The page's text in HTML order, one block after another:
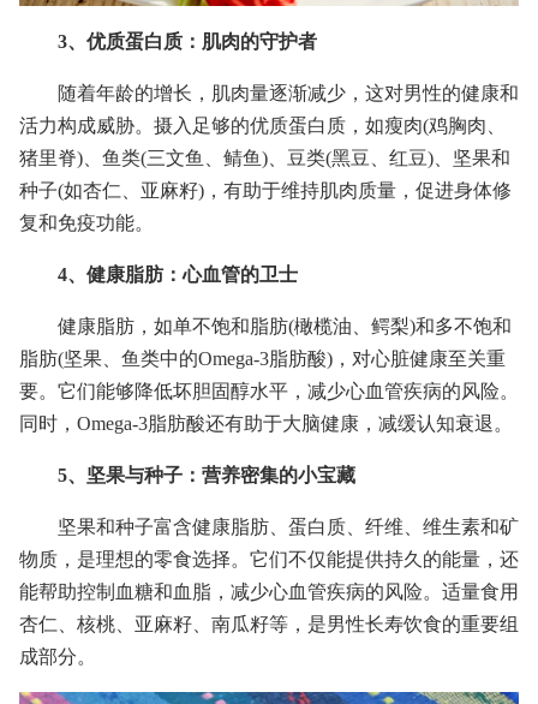
3、优质蛋白质：肌肉的守护者
随着年龄的增长，肌肉量逐渐减少，这对男性的健康和
活力构成威胁。摄入足够的优质蛋白质，如瘦肉(鸡胸肉、
猪里脊)、鱼类(三文鱼、鲭鱼)、豆类(黑豆、红豆)、坚果和
种子(如杏仁、亚麻籽)，有助于维持肌肉质量，促进身体修
复和免疫功能。
4、健康脂肪：心血管的卫士
健康脂肪，如单不饱和脂肪(橄榄油、鳄梨)和多不饱和
脂肪(坚果、鱼类中的Omega-3脂肪酸)，对心脏健康至关重
要。它们能够降低坏胆固醇水平，减少心血管疾病的风险。
同时，Omega-3脂肪酸还有助于大脑健康，减缓认知衰退。
5、坚果与种子：营养密集的小宝藏
坚果和种子富含健康脂肪、蛋白质、纤维、维生素和矿
物质，是理想的零食选择。它们不仅能提供持久的能量，还
能帮助控制血糖和血脂，减少心血管疾病的风险。适量食用
杏仁、核桃、亚麻籽、南瓜籽等，是男性长寿饮食的重要组
成部分。